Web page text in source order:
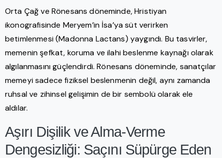
Orta Çağ ve Rönesans döneminde, Hristiyan
ikonografisinde Meryem’in İsa’ya süt verirken
betimlenmesi (Madonna Lactans) yaygındı. Bu tasvirler,
memenin şefkat, koruma ve ilahi beslenme kaynağı olarak
algılanmasını güçlendirdi. Rönesans döneminde, sanatçılar
memeyi sadece fiziksel beslenmenin değil, aynı zamanda
ruhsal ve zihinsel gelişimin de bir sembolü olarak ele
aldılar.
Aşırı Dişilik ve Alma-Verme
Dengesizliği: Saçını Süpürge Eden